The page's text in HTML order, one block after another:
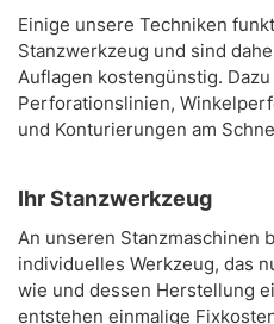
Einige unsere Techniken
Stanzwerkzeug und sind
Auflagen kostengünstig.
Perforationslinien,
und Konturierungen am
Ihr Stanzwerkzeug
An unseren Stanzmaschinen
individuelles Werkzeug, das
wie und dessen Herstellung
entstehen einmalige